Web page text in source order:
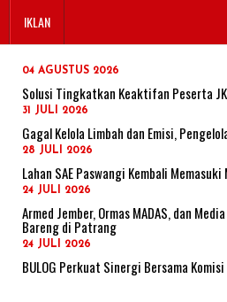
IKLAN
04 AGUSTUS 2026
Solusi Tingkatkan Keaktifan Peserta
31 JULI 2026
Gagal Kelola Limbah dan Emisi,
28 JULI 2026
Lahan SAE Paswangi Kembali
24 JULI 2026
Armed Jember, Ormas MADAS, dan
Bareng di Patrang
24 JULI 2026
BULOG Perkuat Sinergi Bersama